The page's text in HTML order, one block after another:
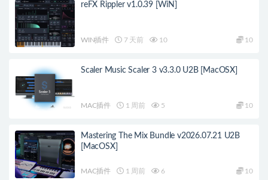
reFX Rippler v1.0.39 [WiN]
WIN插件 7 天前 10 10
Scaler Music Scaler 3 v3.3.0 U2B [MacOSX]
MAC插件 1 周前 5 10
Mastering The Mix Bundle v2026.07.21 U2B
[MacOSX]
MAC插件 1 周前 6 10